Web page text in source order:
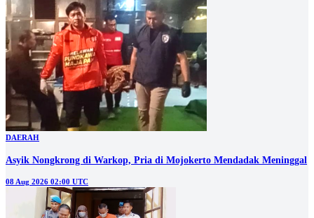
DAERAH
Asyik Nongkrong di Warkop, Pria di Mojokerto Mendadak Meninggal
08 Aug 2026 02:00 UTC